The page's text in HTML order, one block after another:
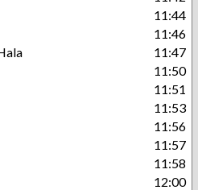
11:44
11:46
11:47
11:50
11:51
11:53
11:56
11:57
11:58
12:00